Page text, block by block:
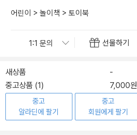
어린이 > 놀이책 > 토이북
선물하기
새상품
-
중고상품 (1)
7,000원
중고
알라딘에 팔기
중고
회원에게 팔기